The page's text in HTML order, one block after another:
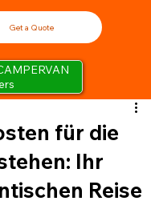
Get a Quote
für die
Ihr
Reise